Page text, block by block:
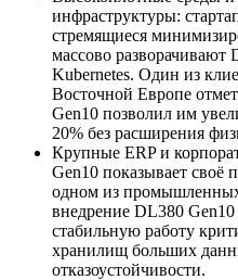
инфраструктуры:
стремящиеся
массово разворачивают
Kubernetes. Один из
Восточной Европе
Gen10 позволил им
20% без расширения
Крупные ERP и
Gen10 показывает своё
одном из
внедрение DL380
стабильную работу
хранилищ больших
отказоустойчивости.